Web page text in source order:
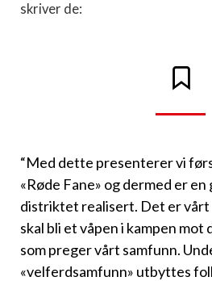
skriver de:
“Med dette presenterer vi
«Røde Fane» og dermed er en
distriktet realisert. Det er vårt
skal bli et våpen i kampen
som preger vårt samfunn.
«velferdsamfunn» utbyttes